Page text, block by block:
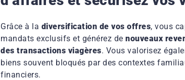
Grâce à la diversification de vos offres, vous
mandats exclusifs et générez de nouveaux
des transactions viagères. Vous valorisez
biens souvent bloqués par des contextes
financiers.